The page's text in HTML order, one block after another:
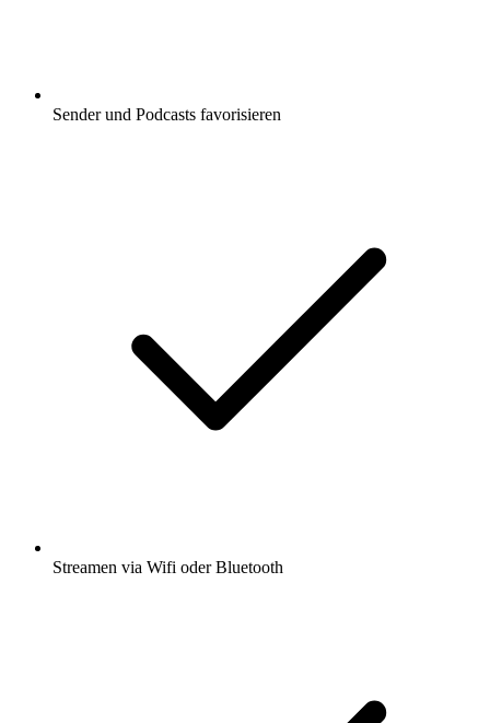
Sender und Podcasts favorisieren
Streamen via Wifi oder Bluetooth